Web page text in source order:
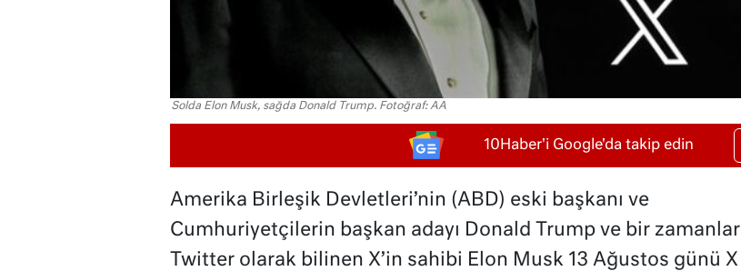
Solda Elon Musk, sağda Donald Trump. Fotoğraf: AA
10Haber'i Google'da takip edin
Amerika Birleşik Devletleri’nin (ABD) eski başkanı ve
Cumhuriyetçilerin başkan adayı Donald Trump ve bir zamanlar
Twitter olarak bilinen X’in sahibi Elon Musk 13 Ağustos günü X